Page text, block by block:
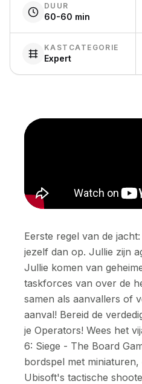
DUUR
60-60 min
KASTCATEGORIE
Expert
Eerste regel van de
jezelf dan op. Jullie zijn
Jullie komen van
taskforces van over de
samen als aanvallers of
aanval! Bereid de
je Operators! Wees het
6: Siege - The Board
bordspel met miniaturen,
Ubisoft's tactische